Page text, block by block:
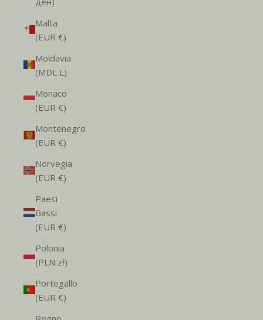
Malta
(EUR €)
Moldavia
(MDL L)
Monaco
(EUR €)
Montenegro
(EUR €)
Norvegia
(EUR €)
Paesi
Bassi
(EUR €)
Polonia
(PLN zł)
Portogallo
(EUR €)